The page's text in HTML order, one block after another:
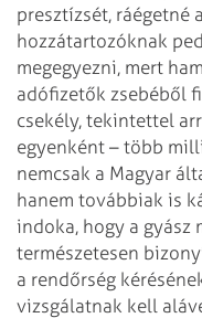
presztízsét, ráégetné
hozzátartozóknak
megegyezni, mert
adófizetők zsebéből
csekély, tekintettel
egyenként – több
nemcsak a Magyar
hanem továbbiak is
indoka, hogy a gyász
természetesen
a rendőrség
vizsgálatnak kell